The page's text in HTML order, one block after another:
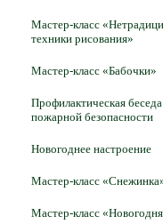
Мастер-класс
техники рисования»
Мастер-класс «Бабочки»
Профилактическая
пожарной безопасности
Новогоднее настроение
Мастер-класс
Мастер-класс